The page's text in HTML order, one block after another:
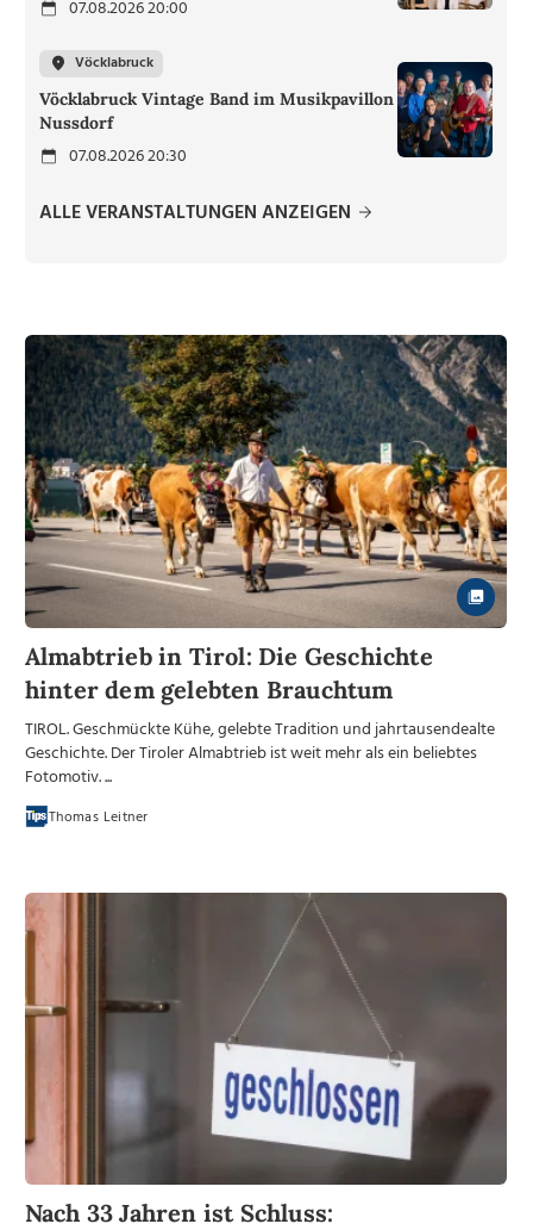
07.08.2026 20:00
Vöcklabruck
Vöcklabruck Vintage Band im Musikpavillon
Nussdorf
07.08.2026 20:30
ALLE VERANSTALTUNGEN ANZEIGEN
Almabtrieb in Tirol: Die Geschichte
hinter dem gelebten Brauchtum
TIROL. Geschmückte Kühe, gelebte Tradition und jahrtausendealte
Geschichte. Der Tiroler Almabtrieb ist weit mehr als ein beliebtes
Fotomotiv. ...
Thomas Leitner
Nach 33 Jahren ist Schluss: